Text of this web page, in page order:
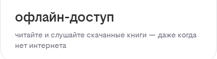
офлайн-доступ
читайте и слушайте скачанные книги — даже когда
нет интернета